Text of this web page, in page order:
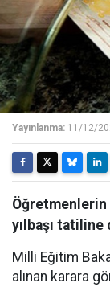
Yayınlanma: 11/12/
yılbaşı
Milli Eğitim
alınan karara